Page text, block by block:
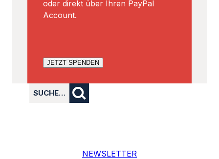
oder direkt über Ihren PayPal
Account.
JETZT SPENDEN
SUCHE…
NEWSLETTER